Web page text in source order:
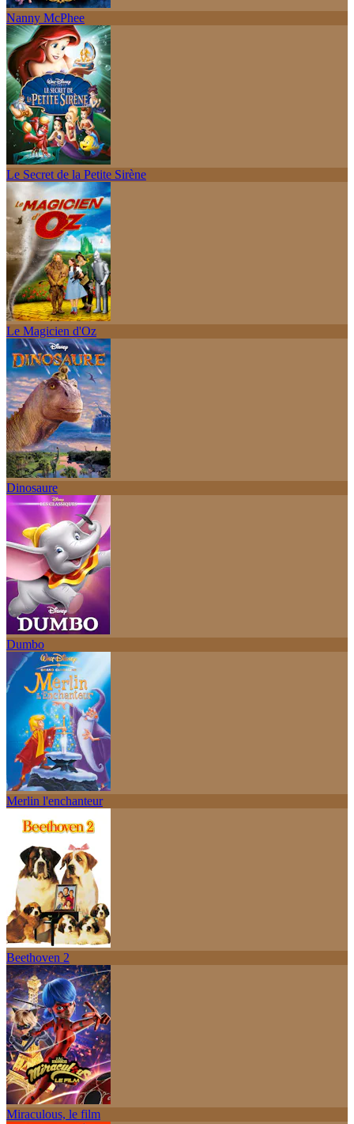
Nanny McPhee
Le Secret de la Petite Sirène
Le Magicien d'Oz
Dinosaure
Dumbo
Merlin l'enchanteur
Beethoven 2
Miraculous, le film